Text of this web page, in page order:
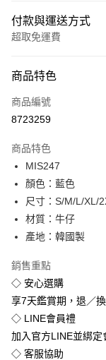
付款與運送方式
超取免運費
信用卡一次付款
超商取貨付款
Apple Pay
街口支付
悠遊付
Google Pay
全盈+PAY
運送方式
全家付款取貨
免運費
商品特色
商品編號
8723259
商品特色
MIS247
顏色：藍色
尺寸：S/M/L/XL/
材質：牛仔
產地：韓國製
銷售重點
◇ 安心選購
享7天鑑賞期，退／
◇ LINE會員禮
加入官方LINE並綁
◇ 客服協助